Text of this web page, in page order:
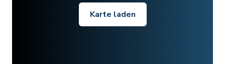
Karte laden